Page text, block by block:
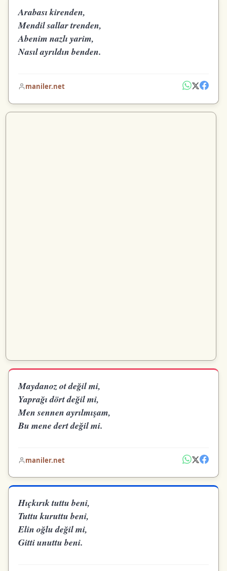
Arabası kirenden,
Mendil sallar trenden,
Abenim nazlı yarim,
Nasıl ayrıldın benden.
maniler.net
Maydanoz ot değil mi,
Yaprağı dört değil mi,
Men sennen ayrılmışam,
Bu mene dert değil mi.
maniler.net
Hıçkırık tuttu beni,
Tuttu kuruttu beni,
Elin oğlu değil mi,
Gitti unuttu beni.